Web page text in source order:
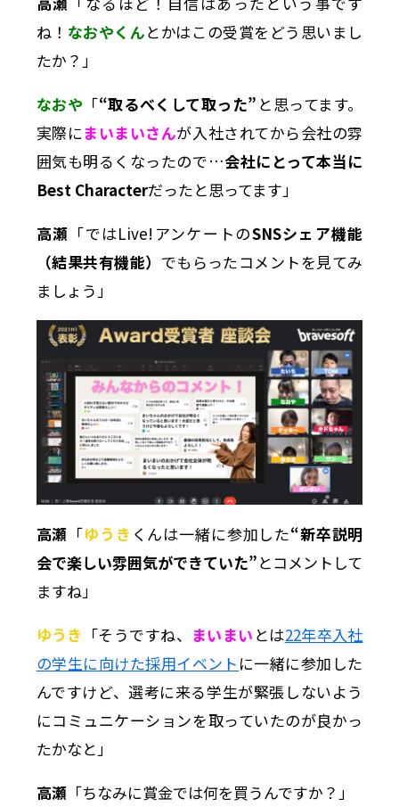
ね！ なおやくんとかはこの受賞をどう思いまし
たか？」
なおや 「“取るべくして取った” と思ってます。
実際に まいまいさんが入社されてから会社の雰
囲気も明るくなったので…会社にとって本当に
Best Characterだったと思ってます」
高瀬 「ではLive!アンケートのSNSシェア機能
（結果共有機能） でもらったコメントを見てみ
ましょう」
高瀬 「ゆうき くんは一緒に参加した“新卒説明
会で楽しい雰囲気ができていた”とコメントして
ますね」
ゆうき 「そうですね、 まいまい とは22年卒入社
の学生に向けた採用イベント に一緒に参加した
んですけど、選考に来る学生が緊張しないよう
にコミュニケーションを取っていたのが良かっ
たかなと」
高瀬 「ちなみに賞金では何を買うんですか？」